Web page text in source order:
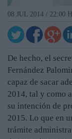
08 JUL 2014 / 22:00 H.
De hecho, el
Fernández
capaz de sacar
2014, tal y como
su intención de
2015. Lo que en
trámite